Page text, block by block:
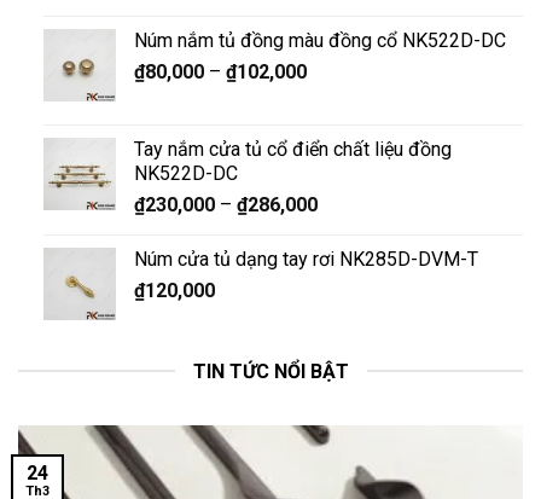
Núm nắm tủ đồng màu đồng cổ NK522D-DC
₫80,000– ₫102,000
Tay nắm cửa tủ cổ điển chất liệu đồng
NK522D-DC
₫230,000– ₫286,000
Núm cửa tủ dạng tay rơi NK285D-DVM-T
₫120,000
TIN TỨC NỔI BẬT
24
Th3